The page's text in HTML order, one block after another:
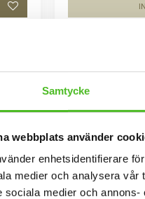
Samtycke
webbplats använder
enhetsidentifierare
medier och analysera vår
sociala medier och
Lägg till i favoriter